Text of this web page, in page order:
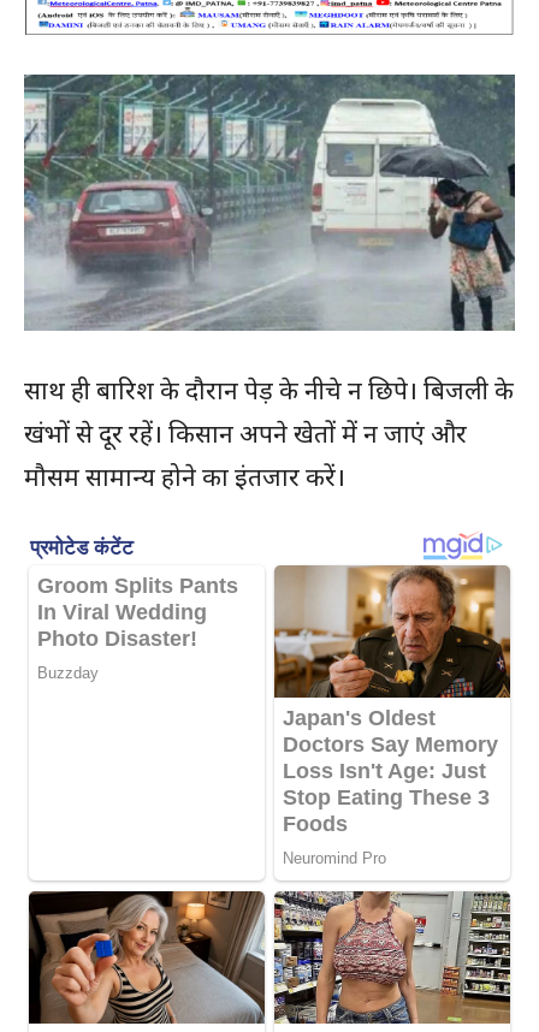
साथ ही बारिश के दौरान पेड़ के नीचे न छिपे। बिजली के
खंभों से दूर रहें। किसान अपने खेतों में न जाएं और
मौसम सामान्य होने का इंतजार करें।